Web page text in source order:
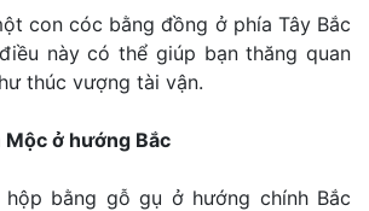
con cóc bằng đồng ở phía Tây Bắc
này có thể giúp bạn thăng quan
thúc vượng tài vận.
Mộc ở hướng Bắc
hộp bằng gỗ gụ ở hướng chính Bắc